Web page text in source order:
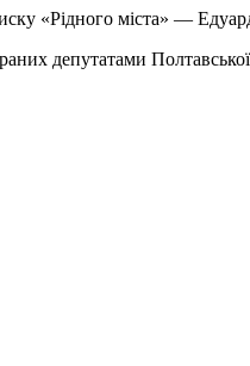
«Рідного міста» —
депутатами